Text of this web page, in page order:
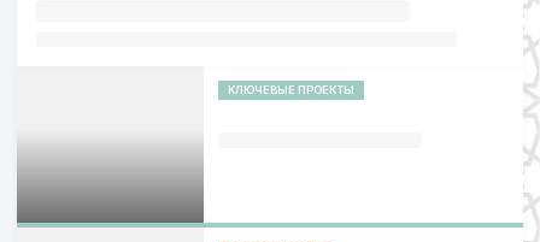
КЛЮЧЕВЫЕ ПРОЕКТЫ